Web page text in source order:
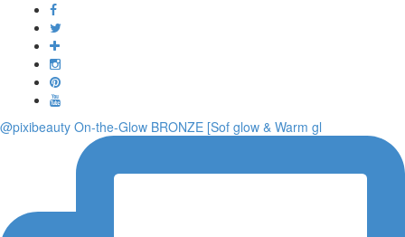
@pixibeauty On-the-Glow BRONZE [Sof glow & Warm gl